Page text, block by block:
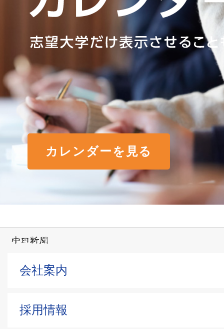
カレンダーを見る
会社案内
採用情報